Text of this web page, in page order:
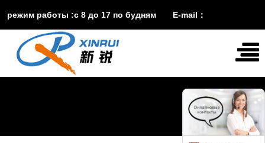
режим работы :с 8 до 17 по будням E-mail：
vira@xinruisuji.comWhatsApp： 